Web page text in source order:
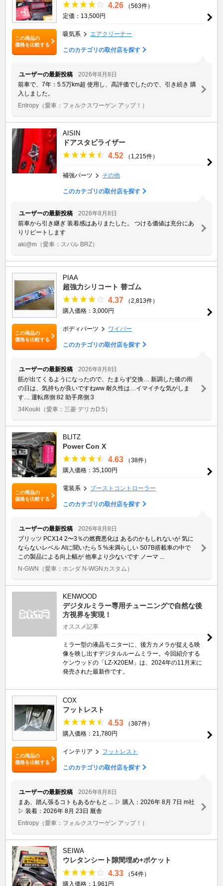
この商品の
価格を比較する
4.26
（563件）
定価：13,500円
吸気系 エアクリーナー
このカテゴリの取付店を探す
ユーザーの最新投稿
2026年8月8日
前車で、7年：5.5万km超 使用し、高評価でしたので、引き続き 購
入しました。
Entropy （愛車：フォルクスワーゲン アップ！）
AISIN
ドアスタビライザー
4.52 （1,215件）
補強パーツ その他
このカテゴリの取付店を探す
ユーザーの最新投稿
2026年8月8日
前車から引き継ぎ 装着感はありまたした。 つける価値は充分にあ
りリピートします
aki@m （愛車：スバル BRZ）
この商品の
価格を比較する
PIAA
超強力シリコート 替ゴム
4.37
（2,813件）
購入価格：3,000円
ボディパーツ ワイパー
このカテゴリの取付店を探す
ユーザーの最新投稿
2026年8月8日
筋が出てくるようになったので、たまらず交換… 新調した後の雨
の日は、気持ちが良いですねww 耐久性は…イマイチな気がしま
す… 運転席側:82 助手席側:3
34Kouki （愛車：三菱 デリカD:5）
この商品の
価格を比較する
BLITZ
Power Con X
4.63
（38件）
購入価格：35,100円
電装系 ブーストコントローラー
このカテゴリの取付店を探す
ユーザーの最新投稿
2026年8月8日
ブリッツ PCX14 2〜3％の燃費悪化は あるのかもしれないが 気に
ならないレベル AIに聞いたら 5 %未満らしい S07B搭載車の中で
この製品による向上幅が 他車より少ないです ノーマ ...
N-GWN （愛車：ホンダ N-WGNカスタム）
KENWOOD
デジタルミラー専用チューニングで自然な後
方視界を実現！
オススメ記事
ミラー型の液晶モニターに、後方カメラが捉える映
像を映し出すデジタルルームミラー。今回紹介する
ケンウッドの「LZ-X20EM」は、2024年の11月末に
発売された最新作です。
この商品の
価格を比較する
COX
フットレスト
4.53
（387件）
購入価格：21,780円
インテリア フットレスト
このカテゴリの取付店を探す
ユーザーの最新投稿
2026年8月8日
まあ、踏ん張るコトもあるかもと ... ▷ 購入：2026年 8月 7日 m社
▷ 装着：2026年 8月 23日 厩舎
Entropy （愛車：フォルクスワーゲン アップ！）
SEIWA
ウレタンシート隙間埋め+ポケット
4.33
（54件）
購入価格：1,961円